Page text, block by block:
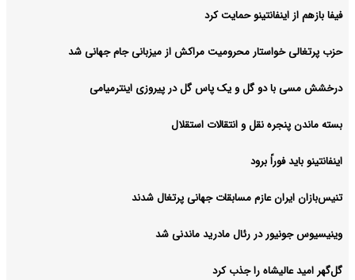
فیفا بازهم از اینفانتینو حمایت کرد
حزب پرتغالی خواستار محرومیت مراکش از میزبانی جام جهانی شد
درخشش مسی با دو گل و یک پاس گل در پیروزی اینترمیامی
بسته ماندن پنجره‌ نقل و انتقالات استقلال
اینفانتینو باید فوراً برود
تنیس‌بازان ایران عازم مسابقات جهانی پرتغال شدند
وینیسیوس جونیور در رئال مادرید ماندنی شد
گل‌گهر امید عالیشاه را جذب کرد